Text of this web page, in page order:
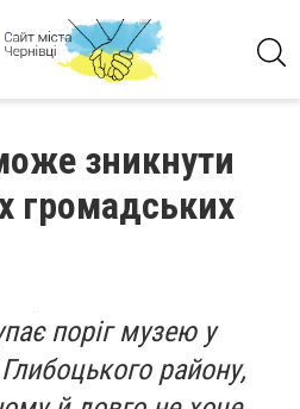
зникнути
громадських
поріг музею у
району,